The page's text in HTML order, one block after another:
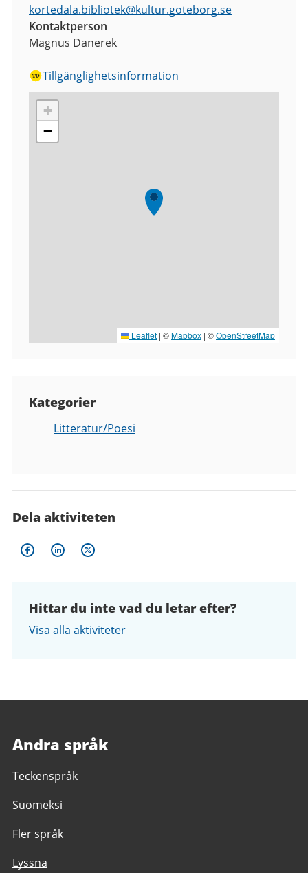
kortedala.bibliotek@kultur.goteborg.se
Kontaktperson
Magnus Danerek
Tillgänglighetsinformation
+
−
Leaflet | ©Mapbox | ©OpenStreetMap
Kategorier
Litteratur/Poesi
Dela aktiviteten
Hittar du inte vad du letar efter?
Visa alla aktiviteter
Andra språk
Teckenspråk
Suomeksi
Fler språk
Lyssna